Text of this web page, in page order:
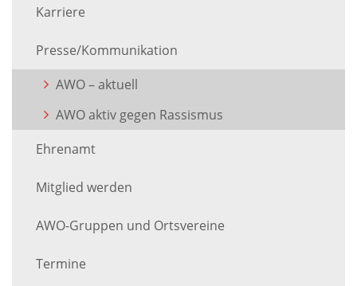
Karriere
Presse/Kommunikation
AWO – aktuell
AWO aktiv gegen Rassismus
Ehrenamt
Mitglied werden
AWO-Gruppen und Ortsvereine
Termine